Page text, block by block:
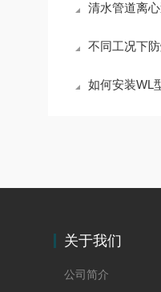
清水管道离心泵
不同工况下防爆
如何安装WL
关于我们
公司简介